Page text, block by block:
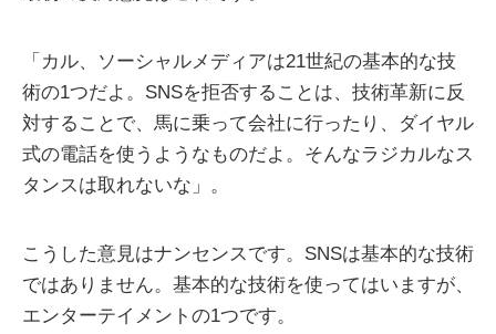
「カル、ソーシャルメディアは21世紀の基本的な技
術の1つだよ。SNSを拒否することは、技術革新に反
対することで、馬に乗って会社に行ったり、ダイヤル
式の電話を使うようなものだよ。そんなラジカルなス
タンスは取れないな」。
こうした意見はナンセンスです。SNSは基本的な技術
ではありません。基本的な技術を使ってはいますが、
エンターテイメントの1つです。